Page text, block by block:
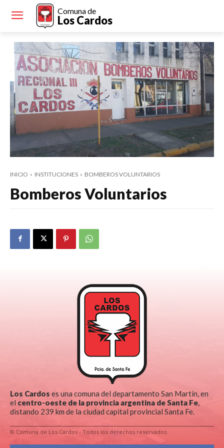
Comuna de
Los Cardos
INICIO INSTITUCIONES BOMBEROS VOLUNTARIOS
Bomberos Voluntarios
Los Cardos es una comuna del departamento San Martín, en
el centro-oeste de la provincia argentina de Santa Fe,
distando 239 km de la ciudad capital provincial Santa Fe.
© Comuna de Los Cardos - Todos los derechos reservados.